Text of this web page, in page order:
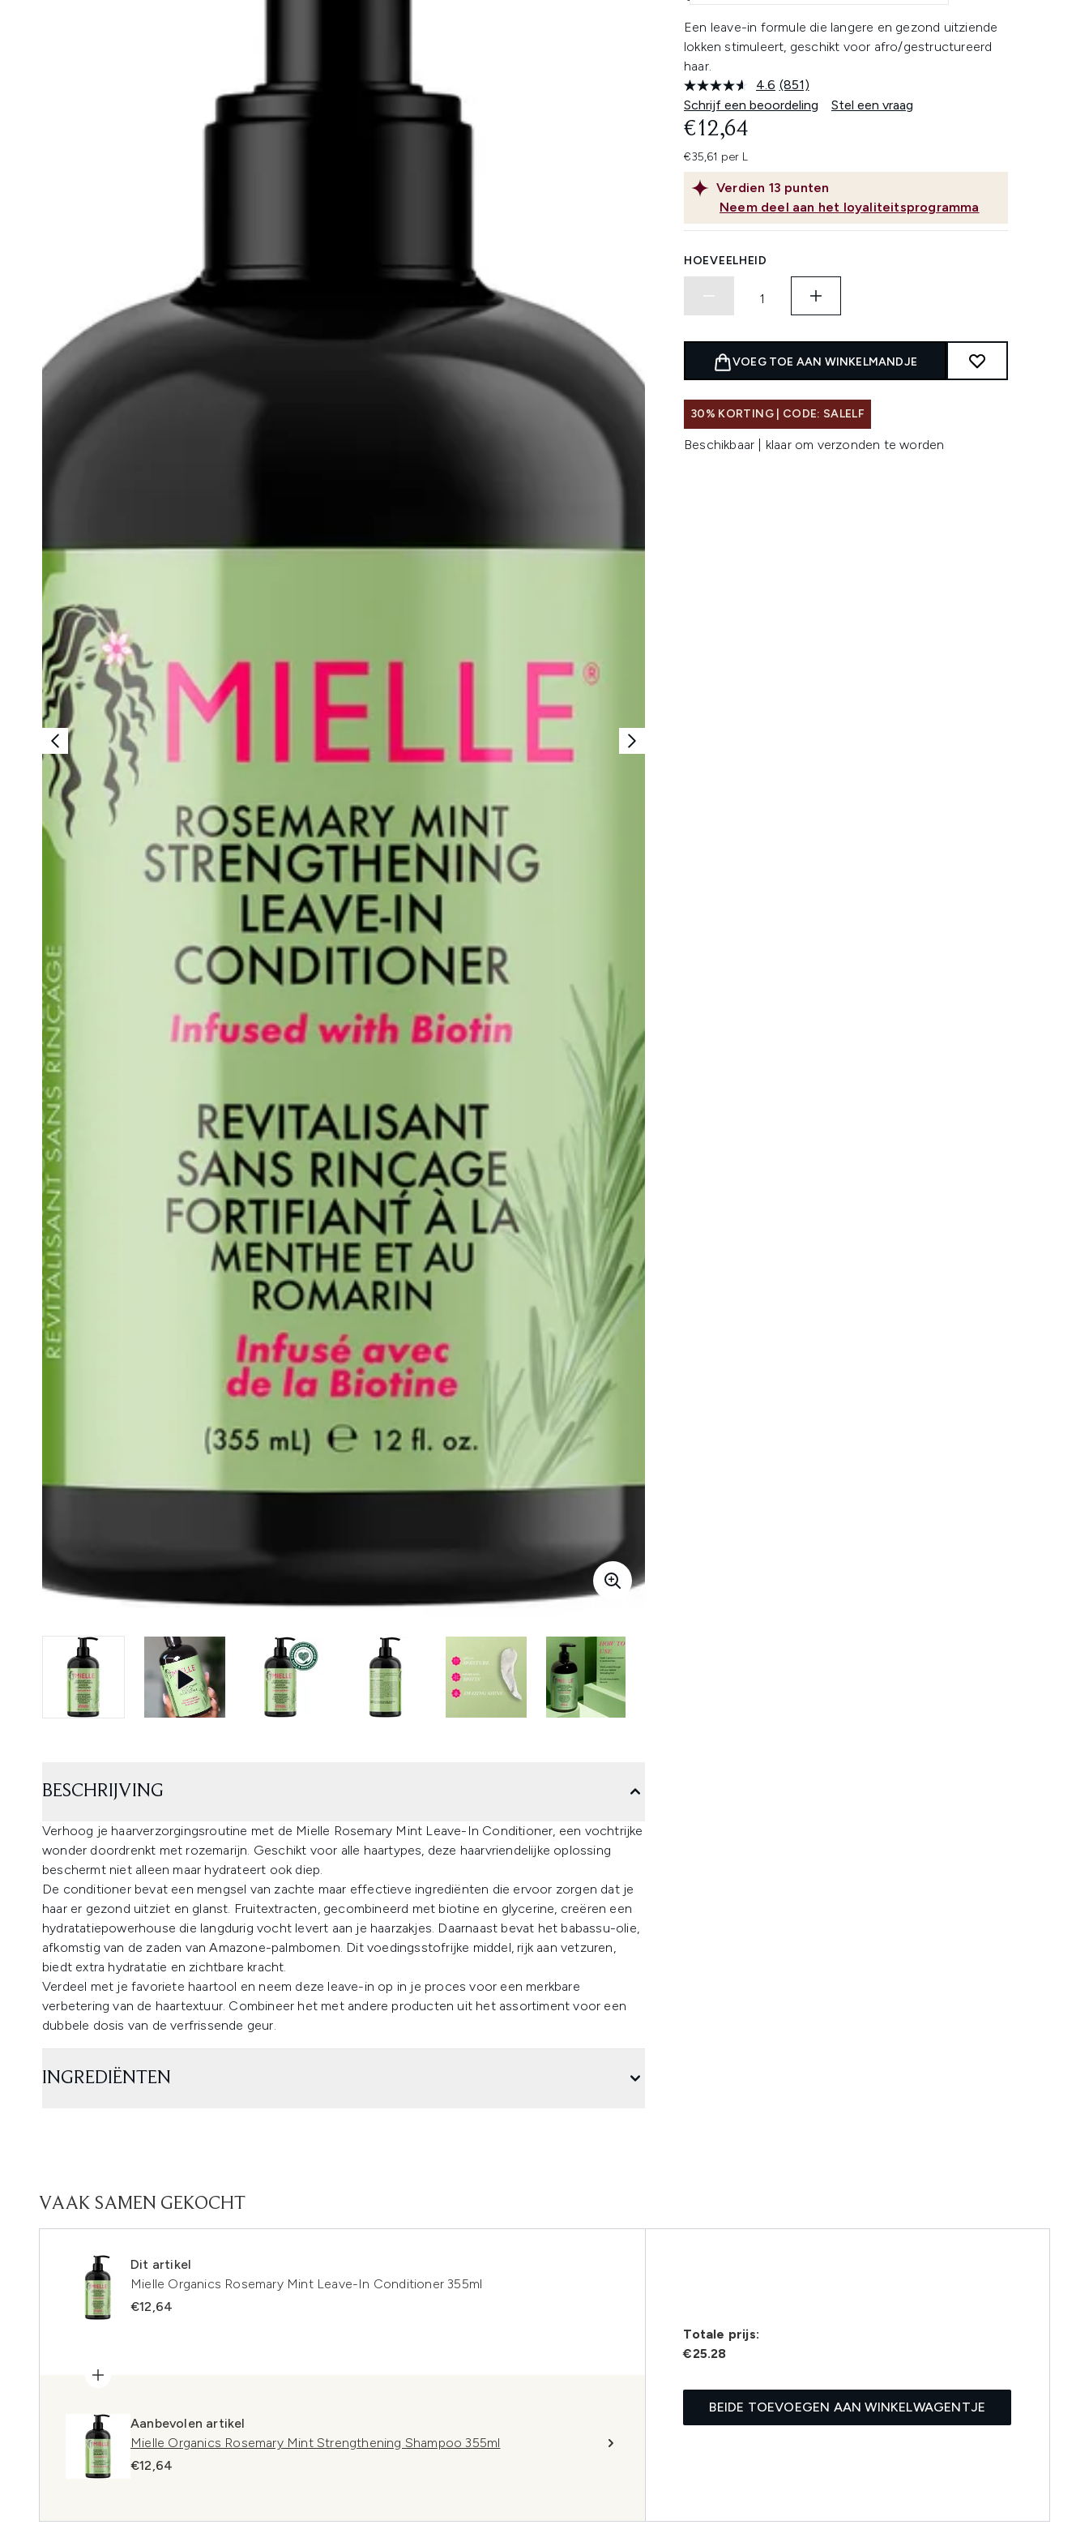
Een leave-in formule die langere en gezond uitziende
lokken stimuleert, geschikt voor afro/gestructureerd
haar.
4.6 Lees
851
beoordelingen.
(851)
Schrijf een beoordeling
Stel een vraag
Verdien 13 punten
Neem deel aan het loyaliteitsprogramma
€12,64
€35,61 per L
HOEVEELHEID
VOEG TOE AAN WINKELMANDJE
30% KORTING | CODE: SALELF
Beschikbaar | klaar om verzonden te worden
BESCHRIJVING
Verhoog je haarverzorgingsroutine met de Mielle Rosemary Mint Leave-In Conditioner, een vochtrijke
wonder doordrenkt met rozemarijn. Geschikt voor alle haartypes, deze haarvriendelijke oplossing
beschermt niet alleen maar hydrateert ook diep.
De conditioner bevat een mengsel van zachte maar effectieve ingrediënten die ervoor zorgen dat je
haar er gezond uitziet en glanst. Fruitextracten, gecombineerd met biotine en glycerine, creëren een
hydratatiepowerhouse die langdurig vocht levert aan je haarzakjes. Daarnaast bevat het babassu-olie,
afkomstig van de zaden van Amazone-palmbomen. Dit voedingsstofrijke middel, rijk aan vetzuren,
biedt extra hydratatie en zichtbare kracht.
Verdeel met je favoriete haartool en neem deze leave-in op in je proces voor een merkbare
verbetering van de haartextuur. Combineer het met andere producten uit het assortiment voor een
dubbele dosis van de verfrissende geur.
INGREDIËNTEN
VAAK SAMEN GEKOCHT
Dit artikel
Mielle Organics Rosemary Mint Leave-In Conditioner 355ml
€12,64
Aanbevolen artikel
Mielle Organics Rosemary Mint Strengthening Shampoo 355ml
€12,64
Totale prijs:
€25.28
BEIDE TOEVOEGEN AAN WINKELWAGENTJE